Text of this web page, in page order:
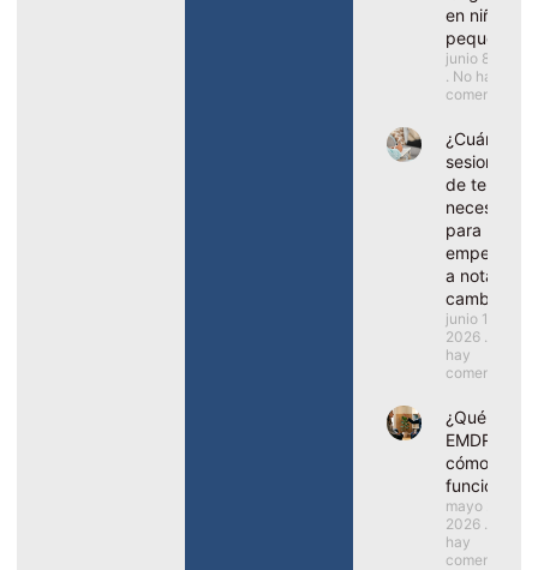
en niños
pequeños?
junio 8, 2026
No hay
comentarios
¿Cuántas
sesiones
de terapia
necesito
para
empezar
a notar
cambios?
junio 1,
2026
hay
comentarios
¿Qué es el
EMDR y
cómo
funciona?
mayo 25,
2026
hay
comentarios